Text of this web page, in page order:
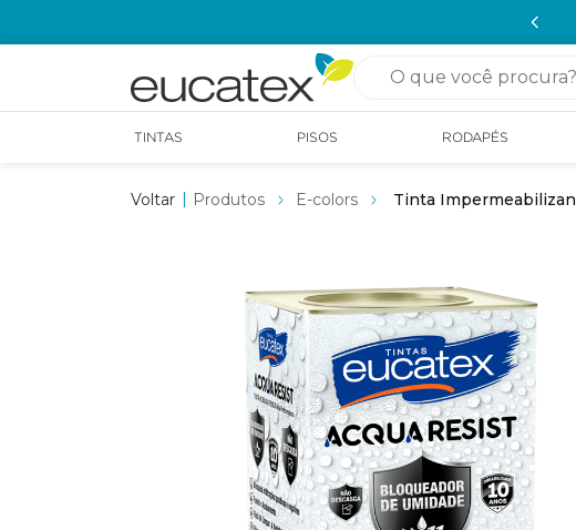
O que você procura?
TINTAS PISOS RODAPÉS
Produtos E-colors Tinta